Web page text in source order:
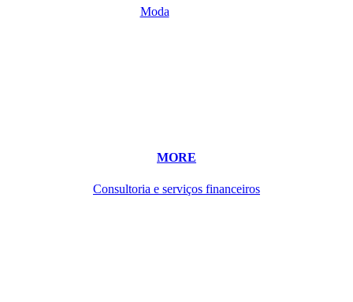
Moda
MORE
Consultoria e serviços financeiros